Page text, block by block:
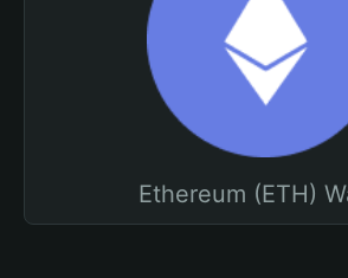
Ethereum (ETH)